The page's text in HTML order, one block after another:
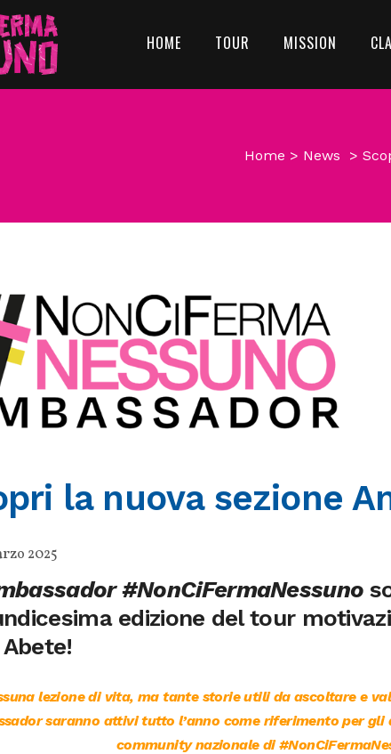
HOME TOUR MISSION
Home > News >
la nuova sezione
2025
#NonCiFermaNessuno
edizione del tour
lezione di vita, ma tante storie utili da ascoltare e
saranno attivi tutto l’anno come riferimento per
community nazionale di